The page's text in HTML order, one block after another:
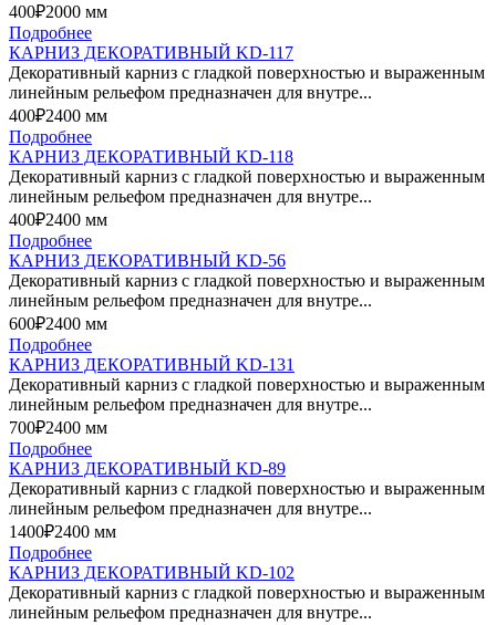
400₽2000 мм
Подробнее
КАРНИЗ ДЕКОРАТИВНЫЙ KD-117
Декоративный карниз с гладкой поверхностью и выраженным
линейным рельефом предназначен для внутре...
400₽2400 мм
Подробнее
КАРНИЗ ДЕКОРАТИВНЫЙ KD-118
Декоративный карниз с гладкой поверхностью и выраженным
линейным рельефом предназначен для внутре...
400₽2400 мм
Подробнее
КАРНИЗ ДЕКОРАТИВНЫЙ KD-56
Декоративный карниз с гладкой поверхностью и выраженным
линейным рельефом предназначен для внутре...
600₽2400 мм
Подробнее
КАРНИЗ ДЕКОРАТИВНЫЙ KD-131
Декоративный карниз с гладкой поверхностью и выраженным
линейным рельефом предназначен для внутре...
700₽2400 мм
Подробнее
КАРНИЗ ДЕКОРАТИВНЫЙ KD-89
Декоративный карниз с гладкой поверхностью и выраженным
линейным рельефом предназначен для внутре...
1400₽2400 мм
Подробнее
КАРНИЗ ДЕКОРАТИВНЫЙ KD-102
Декоративный карниз с гладкой поверхностью и выраженным
линейным рельефом предназначен для внутре...